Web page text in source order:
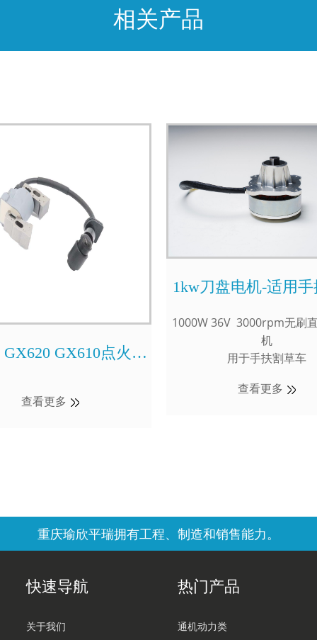
相关产品
GX620 GX610点火线
查看更多
1kw刀盘电机-适用手
1000W 36V 3000rpm无刷
机
用于手扶割草车
查看更多
重庆瑜欣平瑞拥有工程、制造和销售能力。
快速导航
关于我们
热门产品
通机动力类